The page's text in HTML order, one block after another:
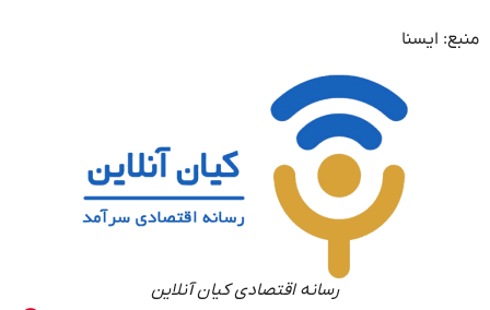
منبع: ایسنا
رسانه اقتصادی کیان آنلاین